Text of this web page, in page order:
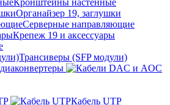
Органайзер 19, заглушки
Серверные направляющие
Крепеж 19 и аксессуары
Трансиверы (SFP модули)
Кабель UTP